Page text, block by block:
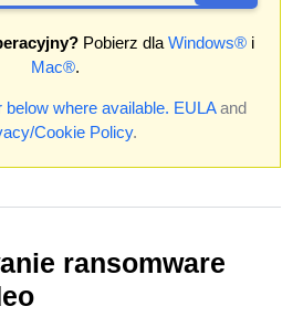
Pobierz dla Windows® i
Mac®.
below where available. EULAand
Cookie Policy.
ransomware